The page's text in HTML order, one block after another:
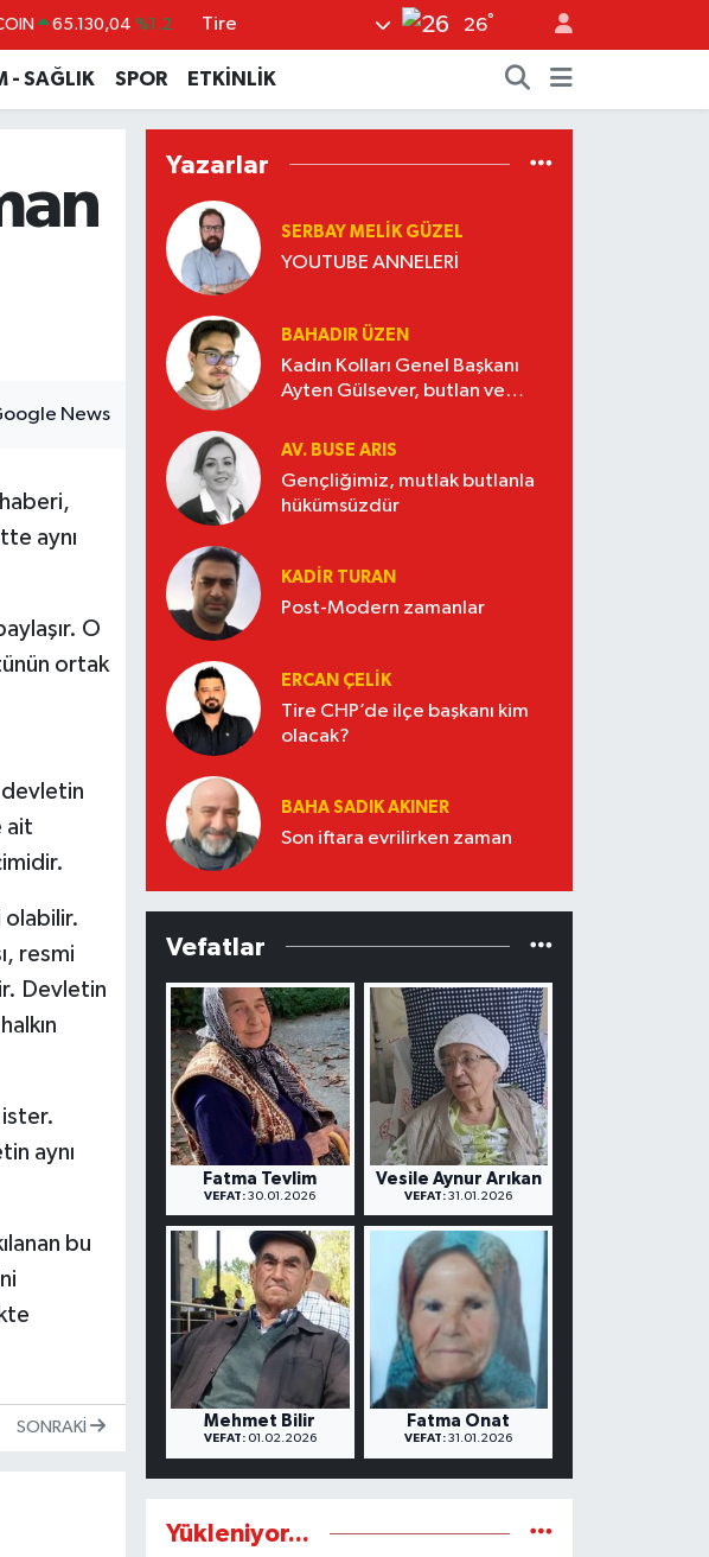
65.130,04 %1.2
47,7106 %0.17
55,1652 %0.27
%0.35
6648.99
%-19
Tire 26°
- SAĞLIK SPOR ETKİNLİK
aynı
O
ortak
devletin
ait
olabilir.
resmi
Devletin
ister.
aynı
bu
SONRAKI
Yazarlar
SERBAY MELIK GÜZEL
YOUTUBE ANNELERİ
BAHADIR ÜZEN
Kadın Kolları Genel Başkanı
Ayten Gülsever, butlan ve
AV. BUSE ARIS
Gençliğimiz, mutlak butlanla
hükümsüzdür
KADIR TURAN
Post-Modern zamanlar
ERCAN ÇELIK
Tire CHP’de ilçe başkanı kim
olacak?
BAHA SADIK AKINER
Son iftara evrilirken zaman
Vefatlar
Fatma Tevlim
VEFAT: 30.01.2026
Vesile Aynur Arıkan
VEFAT: 31.01.2026
Mehmet Bilir
VEFAT:01.02.2026
Fatma Onat
VEFAT: 31.01.2026
Yükleniyor...